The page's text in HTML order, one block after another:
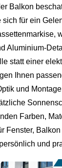
Balkon
für ein
statt einer
Ihnen
und
Farben,
Fenster,
und